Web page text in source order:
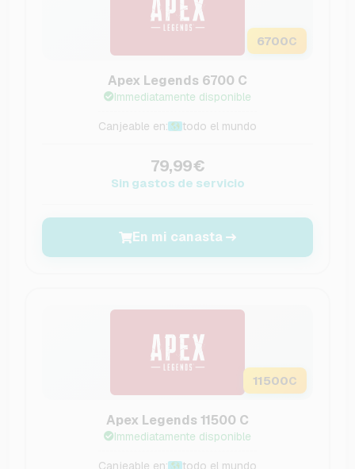
6700C
Apex Legends 6700 C
Immediatamente disponible
Canjeable en: todo el mundo
79,99€
Sin gastos de servicio
En mi canasta
11500C
Apex Legends 11500 C
Immediatamente disponible
Canjeable en: todo el mundo